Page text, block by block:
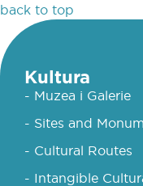
back to top
Kultura
- Muzea i Galerie
- Sites and
- Cultural Routes
- Intangible